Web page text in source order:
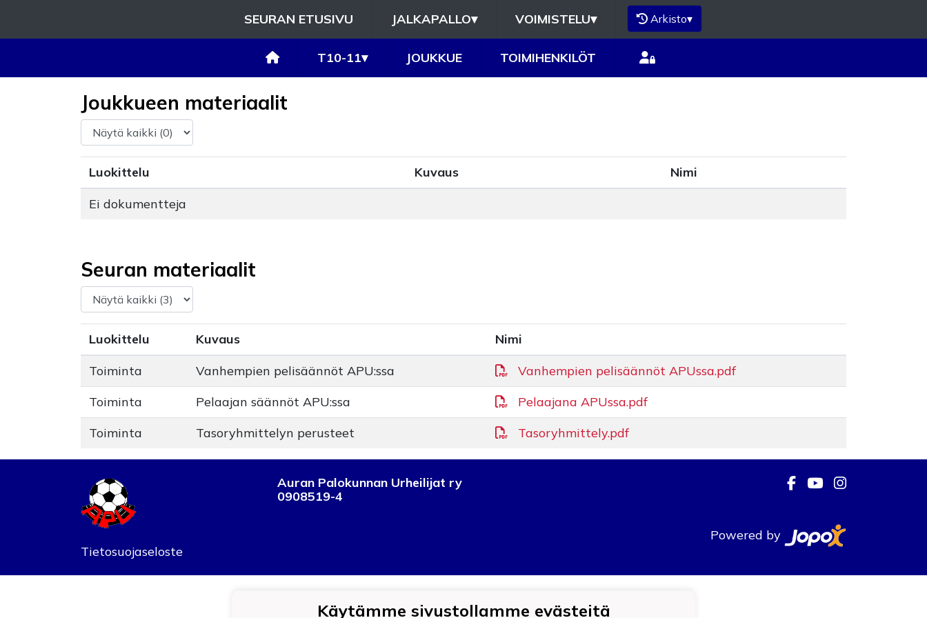
SEURAN ETUSIVU JALKAPALLO▾ VOIMISTELU▾ Arkisto▾
T10-11▾ JOUKKUE TOIMIHENKILÖT
Joukkueen materiaalit
Luokittelu Kuvaus
Nimi
Ei dokumentteja
Seuran materiaalit
Luokittelu Kuvaus
Nimi
Toiminta
Vanhempien pelisäännöt APU:ssa
Vanhempien pelisäännöt APUssa.pdf
Toiminta
Pelaajan säännöt APU:ssa
Pelaajana APUssa.pdf
Toiminta
Tasoryhmittelyn perusteet Tasoryhmittely.pdf
Tietosuojaseloste
Auran Palokunnan Urheilijat ry
0908519-4
Powered by
Käytämme sivustollamme evästeitä